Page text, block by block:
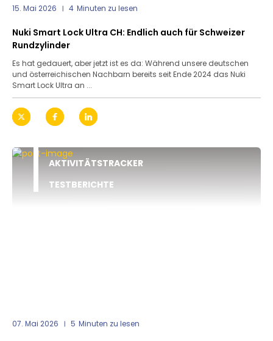
15. Mai 2026 4 Minuten zu lesen
Nuki Smart Lock Ultra CH: Endlich auch für Schweizer
Rundzylinder
Es hat gedauert, aber jetzt ist es da: Während unsere deutschen
und österreichischen Nachbarn bereits seit Ende 2024 das Nuki
Smart Lock Ultra an ...
AKTIVITÄTSTRACKER
TESTBERICHTE
07. Mai 2026 5 Minuten zu lesen